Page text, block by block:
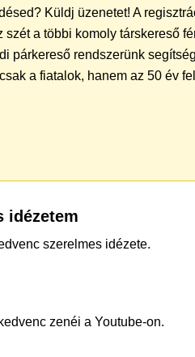
Küldj üzenetet! A
a többi komoly társkereső
párkereső rendszerünk
a fiatalok, hanem az 50 év
idézetem
szerelmes idézete.
zenéi a Youtube-on.